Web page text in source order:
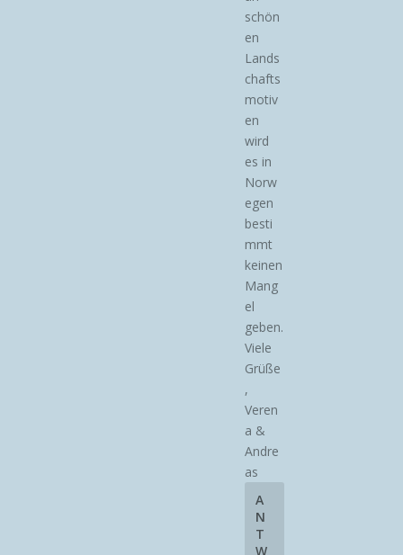
schön
en
Lands
chafts
motiv
en
wird
es in
Norw
egen
besti
mmt
keinen
Mang
el
geben.
Viele
Grüße
,
Veren
a &
Andre
as
A
N
T
W